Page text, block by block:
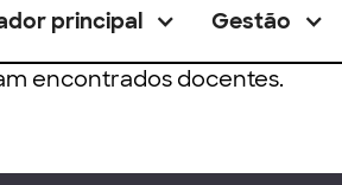
principal Gestão
encontrados docentes.